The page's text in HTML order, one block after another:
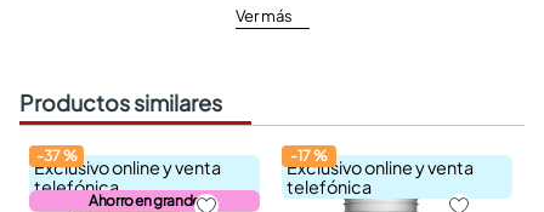
Ver más
Productos similares
Exclusivo online y venta
telefónica
Ahorro en grande
-37%
Exclusivo online y venta
telefónica
-17%